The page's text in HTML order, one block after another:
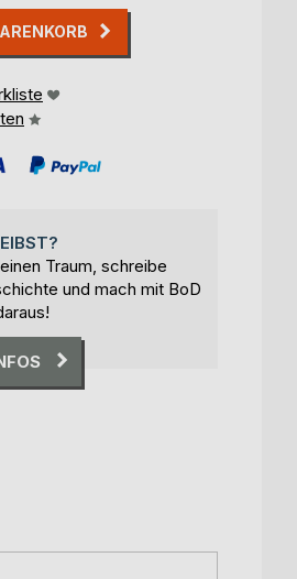
Traum, schreibe
und mach mit BoD